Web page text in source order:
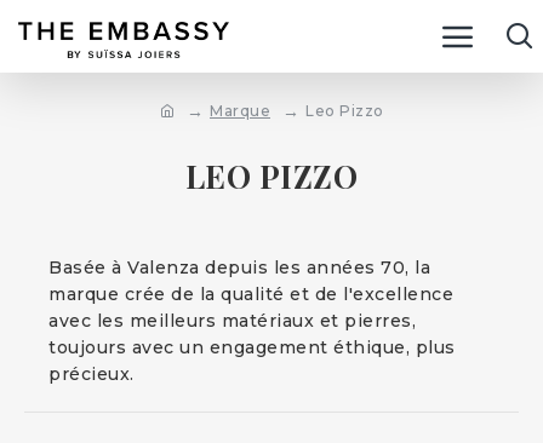
Marque Leo Pizzo
LEO PIZZO
Basée à Valenza depuis les années 70, la
marque crée de la qualité et de l'excellence
avec les meilleurs matériaux et pierres,
toujours avec un engagement éthique, plus
précieux.